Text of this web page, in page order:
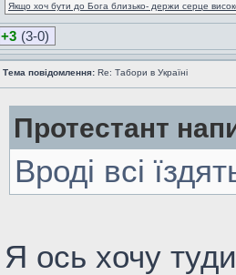
Якщо хоч бути до Бога близько- держи серце
+3 (3-0)
Тема повідомлення: Re: Табори в Україні
Протестант
Вроді всі
Я ось хочу